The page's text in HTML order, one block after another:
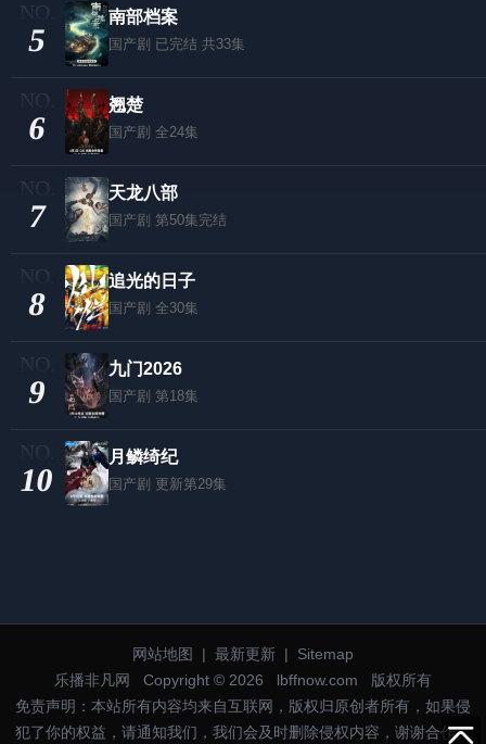
5
南部档案
国产剧 已完结 共33集
6
翘楚
国产剧 全24集
7
天龙八部
国产剧 第50集完结
8
追光的日子
国产剧 全30集
9
九门2026
国产剧 第18集
10
月鳞绮纪
国产剧 更新第29集
网站地图 | 最新更新 |
Sitemap
乐播非凡网
Copyright © 2026 lbffnow.com
版权所有
免责声明：本站所有内容均来自互联网，版权归原创者所有，如果侵
犯了你的权益，请通知我们，我们会及时删除侵权内容，谢谢合作。